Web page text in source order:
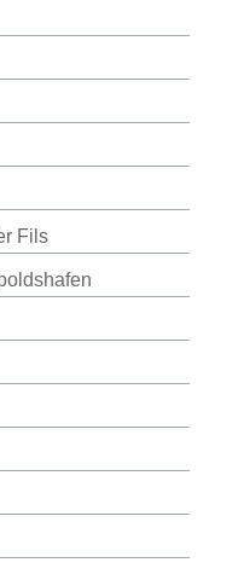
Fils